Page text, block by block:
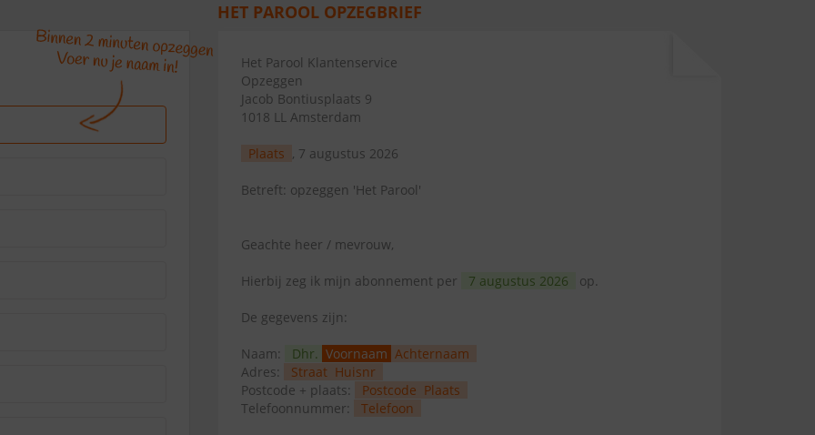
HET PAROOL OPZEGBRIEF
Het Parool Klantenservice
Opzeggen
Jacob Bontiusplaats 9
1018 LL Amsterdam
Plaats , 7 augustus 2026
Betreft: opzeggen 'Het Parool'
Geachte heer / mevrouw,
Hierbij zeg ik mijn abonnement per 7 augustus 2026 op.
De gegevens zijn:
Naam: Dhr. Voornaam Achternaam
Adres:
Straat Huisnr
Postcode + plaats:
Postcode Plaats
Telefoonnummer:
Telefoon